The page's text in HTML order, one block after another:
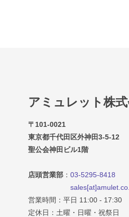
アミュレット株
〒101-0021
東京都千代田区外神田3-5-12
聖公会神田ビル1階
店頭営業部 ： 03-5295-8418
営業時間：平日 11:00 - 17:30
定休日：土曜・日曜・祝祭日